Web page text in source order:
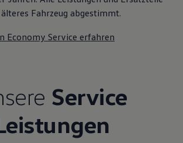
Fahrzeug abgestimmt.
Economy Service erfahren
Service